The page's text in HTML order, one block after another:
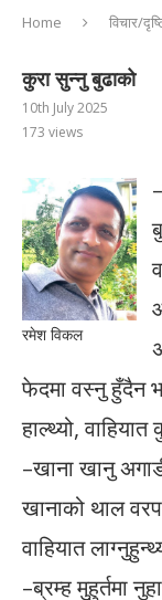
Home विचार/
कुरा सुन्नु बुढाको
10th July 2025
173 views
रमेश विकल
फेदमा वस्नु हुँदैन
हाल्थ्यो, वाहियात
–खाना खानु
खानाको थाल
वाहियात
–ब्रम्ह मुहुर्तमा